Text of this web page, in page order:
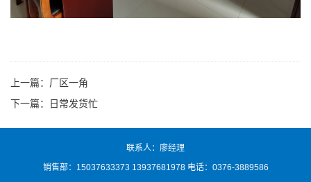
上一篇： 厂区一角
下一篇：
日常发货忙
联系人：廖经理
销售部：15037633373 13937681978 电话：0376-3889586